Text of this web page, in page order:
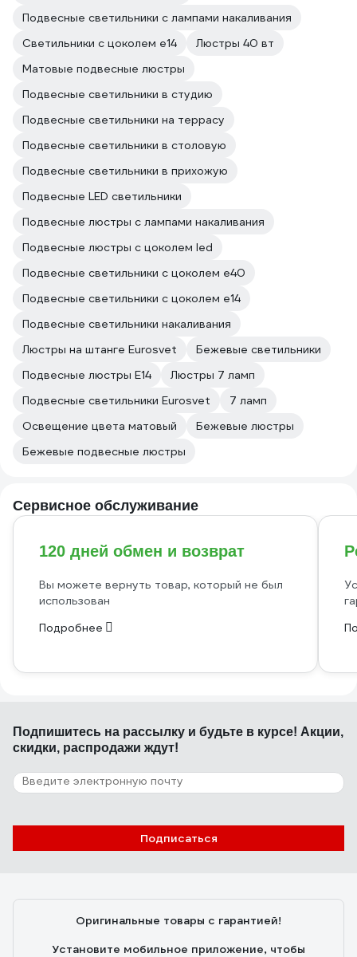
Подвесные светильники с лампами накаливания
Светильники с цоколем e14
Люстры 40 вт
Матовые подвесные люстры
Подвесные светильники в студию
Подвесные светильники на террасу
Подвесные светильники в столовую
Подвесные светильники в прихожую
Подвесные LED светильники
Подвесные люстры с лампами накаливания
Подвесные люстры с цоколем led
Подвесные светильники с цоколем e40
Подвесные светильники с цоколем e14
Подвесные светильники накаливания
Люстры на штанге Eurosvet
Бежевые светильники
Подвесные люстры E14
Люстры 7 ламп
Подвесные светильники Eurosvet
7 ламп
Освещение цвета матовый
Бежевые люстры
Бежевые подвесные люстры
Сервисное обслуживание
120 дней обмен и возврат
Вы можете вернуть товар, который не был
использован
Подробнее
Подпишитесь на рассылку и будьте в курсе! Акции,
скидки, распродажи ждут!
Подписаться
Оригинальные товары с гарантией!
Установите мобильное приложение, чтобы